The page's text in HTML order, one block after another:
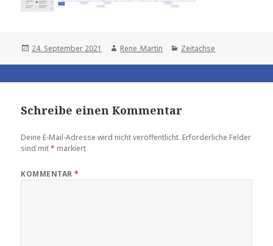
Posted
24. September 2021 Author
Rene_Martin Categories
Zeitachse
Schreibe einen Kommentar
Deine E-Mail-Adresse wird nicht veröffentlicht. Erforderliche Felder
sind mit* markiert
KOMMENTAR*